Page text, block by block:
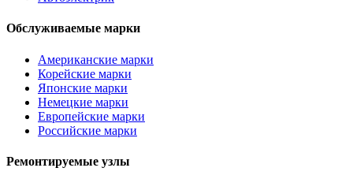
Обслуживаемые марки
Американские марки
Корейские марки
Японские марки
Немецкие марки
Европейские марки
Российские марки
Ремонтируемые узлы